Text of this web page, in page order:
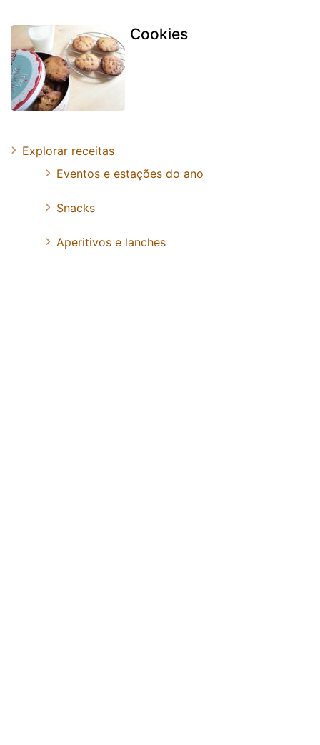
Cookies
Explorar receitas
Eventos e estações do ano
Snacks
Aperitivos e lanches